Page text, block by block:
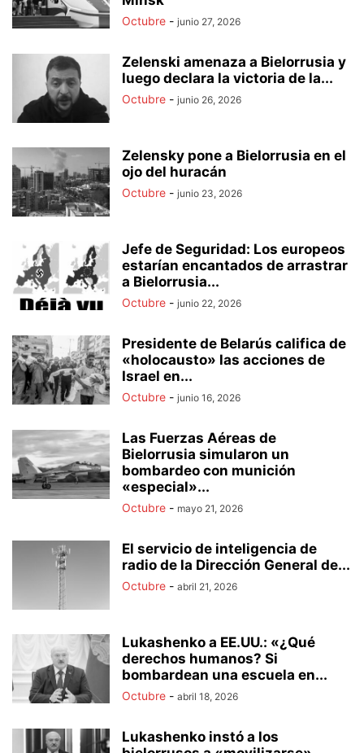
Octubre - junio 27, 2026
Zelenski amenaza a Bielorrusia y
luego declara la victoria de la...
Octubre - junio 26, 2026
Zelensky pone a Bielorrusia en el
ojo del huracán
Octubre - junio 23, 2026
Jefe de Seguridad: Los europeos
estarían encantados de arrastrar
a Bielorrusia...
Octubre - junio 22, 2026
Presidente de Belarús califica de
«holocausto» las acciones de
Israel en...
Octubre - junio 16, 2026
Las Fuerzas Aéreas de
Bielorrusia simularon un
bombardeo con munición
«especial»...
Octubre - mayo 21, 2026
El servicio de inteligencia de
radio de la Dirección General de...
Octubre - abril 21, 2026
Lukashenko a EE.UU.: «¿Qué
derechos humanos? Si
bombardean una escuela en...
Octubre - abril 18, 2026
Lukashenko instó a los